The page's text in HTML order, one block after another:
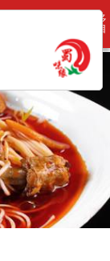
更多
项目